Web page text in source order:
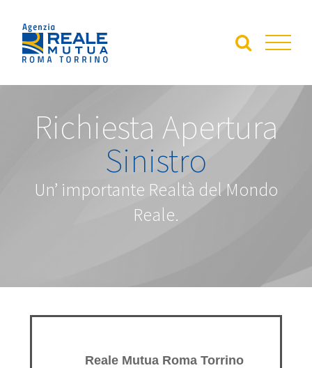
contenuto
Richiesta Apertura
Sinistro
Un’ importante Realtà del Mondo
Reale.
Reale Mutua Roma Torrino